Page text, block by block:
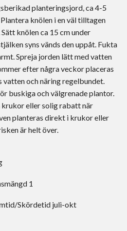
planteringsjord, ca 4-5
knölen i en väl tilltagen
knölen ca 15 cm under
syns vänds den uppåt. Fukta
Spreja jorden lätt med vatten
efter några veckor placeras
och näring regelbundet.
buskiga och välgrenade plantor.
eller solig rabatt när
planteras direkt i krukor eller
är helt över.
1
Skördetid juli-okt